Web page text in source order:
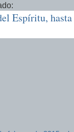
Espíritu,